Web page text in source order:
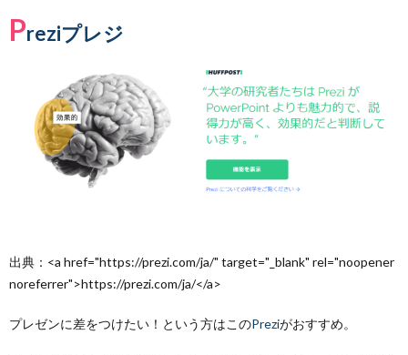
Preziプレジ
出典：<a href="https://prezi.com/ja/" target="_blank" rel="noopener
noreferrer">https://prezi.com/ja/</a>
プレゼンに差をつけたい！という方はこのPreziがおすすめ。